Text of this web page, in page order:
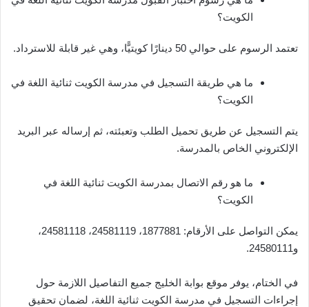
الكويت؟
تعتمد الرسوم على حوالي 50 دينارًا كويتيًّا، وهي غير قابلة للاسترداد.
ما هي طريقة التسجيل في مدرسة الكويت ثنائية اللغة في
الكويت؟
يتم التسجيل عن طريق تحميل الطلب وتعبئته، ثم إرساله عبر البريد
الإلكتروني الخاص بالمدرسة.
ما هو رقم الاتصال بمدرسة الكويت ثنائية اللغة في
الكويت؟
يمكن التواصل على الأرقام: 1877881، 24581119، 24581118،
و24580111.
في الختام، يوفر موقع بوابة الخليج جميع التفاصيل اللازمة حول
إجراءات التسجيل في مدرسة الكويت ثنائية اللغة، لضمان تحقيق